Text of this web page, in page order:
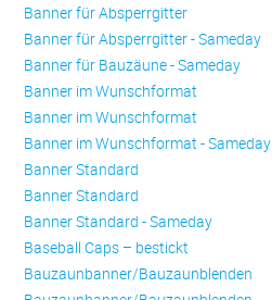
Banner für Absperrgitter
Banner für Absperrgitter - Sameday
Banner für Bauzäune - Sameday
Banner im Wunschformat
Banner im Wunschformat
Banner im Wunschformat - Sameday
Banner Standard
Banner Standard
Banner Standard - Sameday
Baseball Caps – bestickt
Bauzaunbanner/Bauzaunblenden